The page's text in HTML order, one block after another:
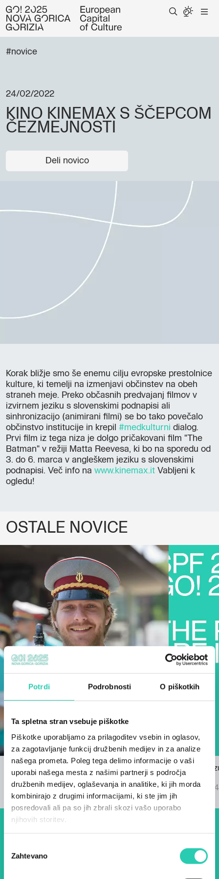
Potrdi Podrobnosti O piškotkih
Ta spletna stran vsebuje piškotke
Piškotke uporabljamo za prilagoditev vsebin in oglasov,
za zagotavljanje funkcij družbenih medijev in za analize
našega prometa. Poleg tega delimo informacije o vaši
uporabi našega mesta z našimi partnerji s področja
družbenih medijev, oglaševanja in analitike, ki jih morda
kombinirajo z drugimi informacijami, ki ste jim jih
posredovali ali pa so jih zbrali skozi vašo uporabo
njihovih storitev.
soglasja
Zahtevano
#novice
24/02/2022
KINO KINEMAX S ŠČEPCOM
ČEZMEJNOSTI
Deli novico
Korak bližje smo še enemu cilju evropske prestolnice
kulture, ki temelji na izmenjavi občinstev na obeh
straneh meje. Preko občasnih predvajanj filmov v
izvirnem jeziku s slovenskimi podnapisi ali
sinhronizacijo (animirani filmi) se bo tako povečalo
občinstvo institucije in krepil #medkulturni dialog.
Prvi film iz tega niza je dolgo pričakovani film "The
Batman" v režiji Matta Reevesa, ki bo na sporedu od
3. do 6. marca v angleškem jeziku s slovenskimi
podnapisi. Več info na www.kinemax.it Vabljeni k
ogledu!
OSTALE NOVICE
Razpis za himno GO! 2025
22/03/2024
Znani so
GO! 2025
04/09/2024
Dogodki, članki in zgodbe iz
evropske prestolnice kulture
– prijavite se na naš novičnik